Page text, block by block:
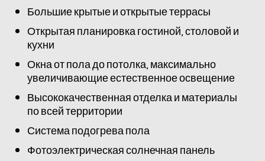
Большие крытые и открытые террасы
Открытая планировка гостиной, столовой и
кухни
Окна от пола до потолка, максимально
увеличивающие естественное освещение
Высококачественная отделка и материалы
по всей территории
Система подогрева пола
Фотоэлектрическая солнечная панель